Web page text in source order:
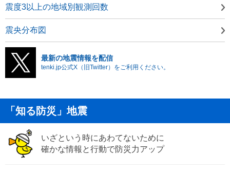
震度3以上の地域別観測回数
震央分布図
最新の地震情報を配信
tenki.jp公式X（旧Twitter）をご利用ください。
「知る防災」地震
いざという時にあわてないために
確かな情報と行動で防災力アップ